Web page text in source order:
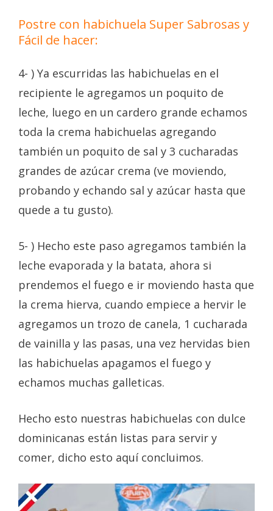
Postre con habichuela Super Sabrosas y
Fácil de hacer:
4- ) Ya escurridas las habichuelas en el
recipiente le agregamos un poquito de
leche, luego en un cardero grande echamos
toda la crema habichuelas agregando
también un poquito de sal y 3 cucharadas
grandes de azúcar crema (ve moviendo,
probando y echando sal y azúcar hasta que
quede a tu gusto).
5- ) Hecho este paso agregamos también la
leche evaporada y la batata, ahora si
prendemos el fuego e ir moviendo hasta que
la crema hierva, cuando empiece a hervir le
agregamos un trozo de canela, 1 cucharada
de vainilla y las pasas, una vez hervidas bien
las habichuelas apagamos el fuego y
echamos muchas galleticas.
Hecho esto nuestras habichuelas con dulce
dominicanas están listas para servir y
comer, dicho esto aquí concluimos.